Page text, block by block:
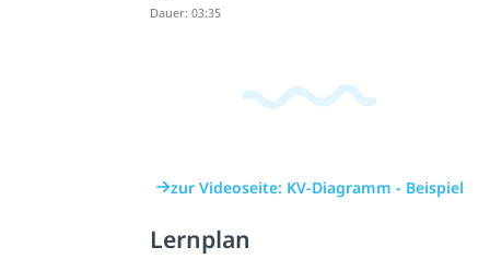
Dauer: 03:35
zur Videoseite: KV-Diagramm - Beispiel
Lernplan